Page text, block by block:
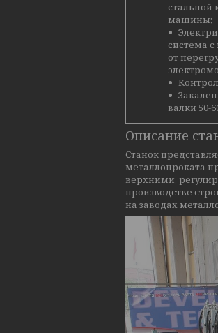
стальной
машины;
система
от
валки 50-
Описание
Станок
металлопроката
верхними,
производстве
на заводах